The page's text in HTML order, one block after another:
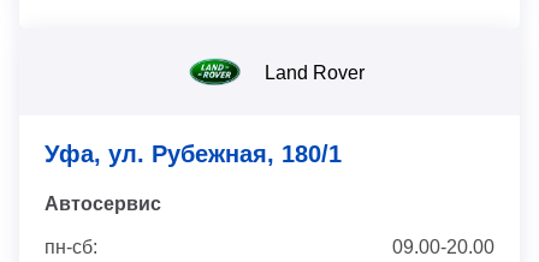
Land Rover
Уфа, ул. Рубежная, 180/1
Автосервис
пн-сб:
09.00-20.00